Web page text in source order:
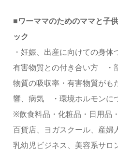
■ワーママのためのママと子
ック
・妊娠、出産に向けての身
有害物質との付き合い方 ・
物質の吸収率・有害物質がも
響、病気 ・環境ホルモンに
※飲食料品・化粧品・日用品
百貨店、ヨガスクール、産婦
乳幼児ビジネス、美容系サロ